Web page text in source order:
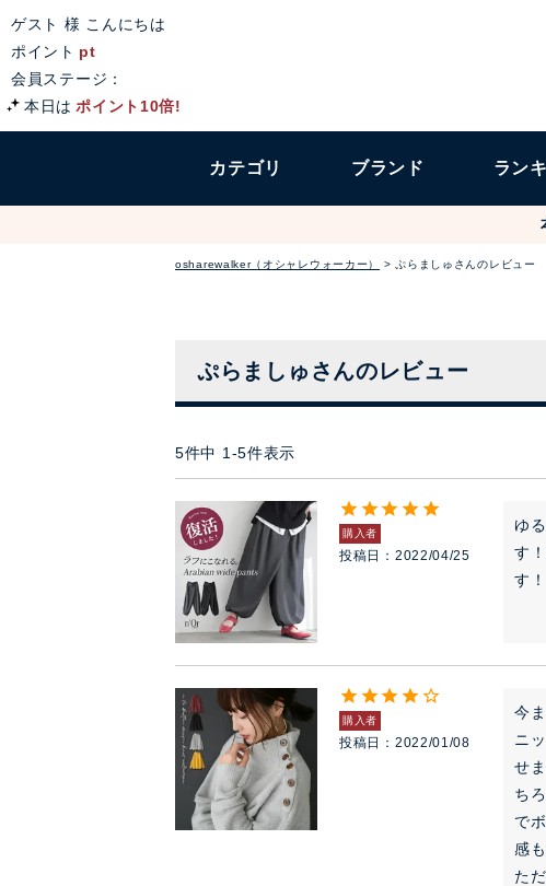
ゲスト 様 こんにちは
ポイント pt
会員ステージ：
本日は ポイント10倍!
カテゴリ ブランド ラン
osharewalker（オシャレウォーカー） ぷらましゅさんのレビュー
ぷらましゅさんのレビュー
5件中 1 -5件表示
購入者
投稿日 2022/04/25
ゆ
す
す！
購入者
投稿日 2022/01/08
今
ニ
せ
ち
で
感
た